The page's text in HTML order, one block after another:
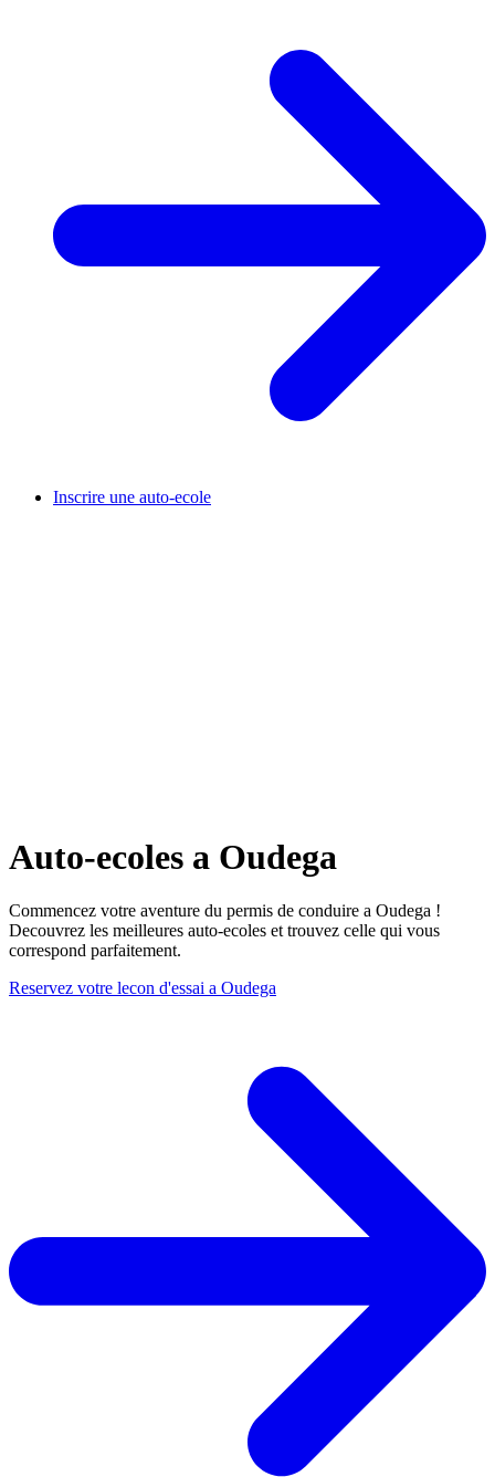
Inscrire une auto-ecole
Auto-ecoles a Oudega
Commencez votre aventure du permis de conduire a Oudega !
Decouvrez les meilleures auto-ecoles et trouvez celle qui vous
correspond parfaitement.
Reservez votre lecon d'essai a Oudega